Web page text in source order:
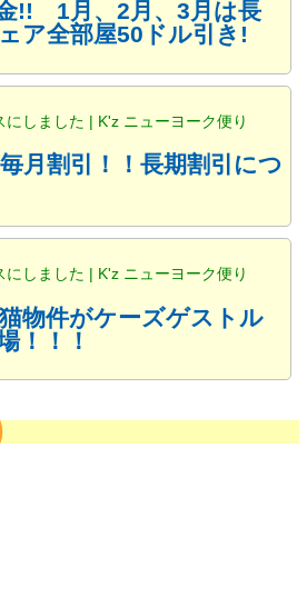
!! 1月、2月、3月は長
ア全部屋50ドル引き!
にしました | K'z ニューヨーク便り
月割引！！長期割引につ
にしました | K'z ニューヨーク便り
物件がケーズゲストル
！！！